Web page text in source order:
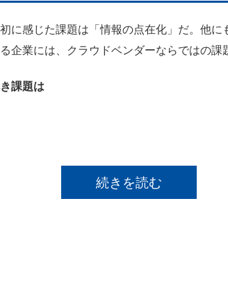
に感じた課題は「情報の点在化」だ。他に
企業には、クラウドベンダーならではの課
課題は
続きを読む